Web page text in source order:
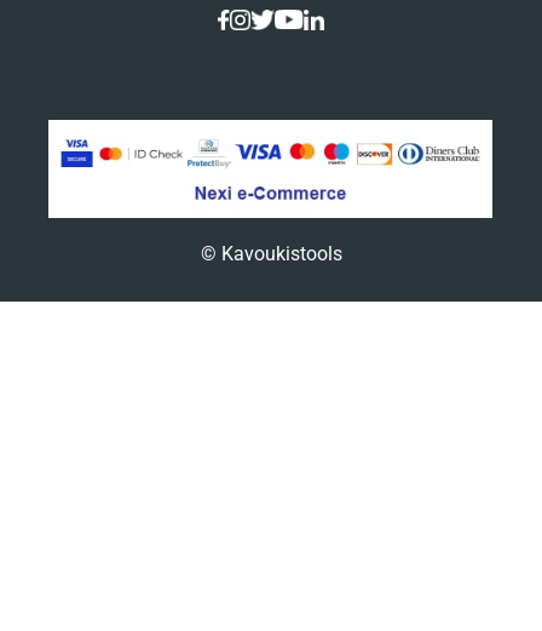
© Kavoukistools